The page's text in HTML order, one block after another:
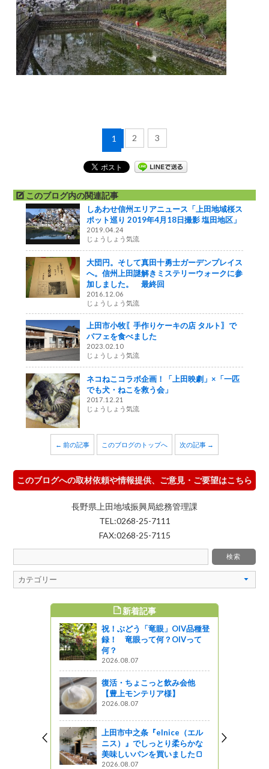
1 2 3
このブログ内の関連記事
しあわせ信州エリアニュース「上田地域桜ス
ポット巡り 2019年4月18日撮影 塩田地区」
2019.04.24
じょうしょう気流
大団円。そして真田十勇士ガーデンプレイス
へ。信州上田謎解きミステリーウォークに参
加しました。 最終回
2016.12.06
じょうしょう気流
上田市小牧〖手作りケーキの店 タルト〗で
パフェを食べました
2023.02.10
じょうしょう気流
ネコねこコラボ企画！「上田映劇」×「一匹
でも犬・ねこを救う会」
2017.12.21
じょうしょう気流
← 前の記事 このブログのトップへ 次の記事 →
このブログへの取材依頼や情報提供、ご意見・ご要望はこちら
長野県上田地域振興局総務管理課
TEL:0268-25-7111
FAX:0268-25-7115
新着記事
祝！ぶどう「竜眼」OIV品種登
録！ 竜眼って何？OIVって
何？
2026.08.07
復活・ちょこっと飲み会他
【豊上モンテリア様】
2026.08.07
上田市中之条『elnice（エル
ニス）』でしっとり柔らかな
美味しいパンを買いました🍞
2026.08.07